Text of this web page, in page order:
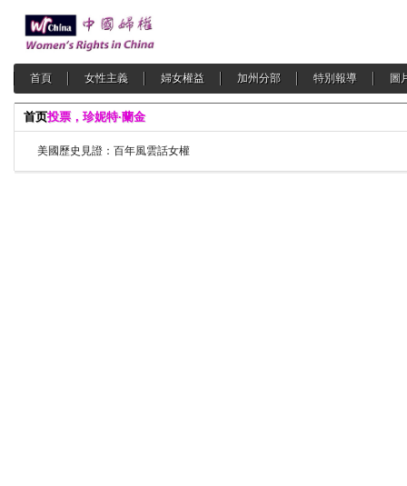
首頁 女性主義 婦女權益 加州分部 特別報導 圖
首页投票，珍妮特·蘭金
美國歷史見證：百年風雲話女權